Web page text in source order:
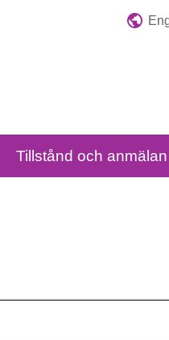
Tillstånd och anmälan